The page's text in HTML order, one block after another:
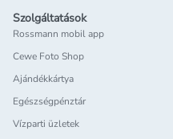
Szolgáltatások
Rossmann mobil app
Cewe Foto Shop
Ajándékkártya
Egészségpénztár
Vízparti üzletek